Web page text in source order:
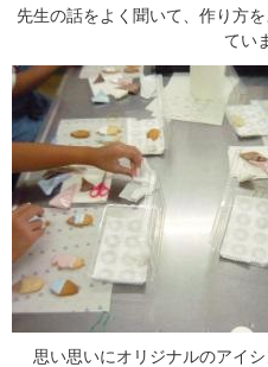
先生の話をよく聞いて、作り方
てい
思い思いにオリジナルのアイ